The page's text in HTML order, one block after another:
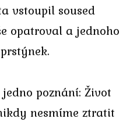
vstoupil soused
opatroval a jednoho
poznání: Život
nesmíme ztratit